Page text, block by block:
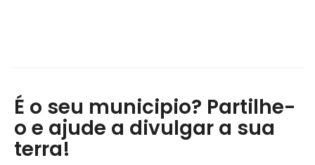
É o seu municipio? Partilhe-
o e ajude a divulgar a sua
terra!